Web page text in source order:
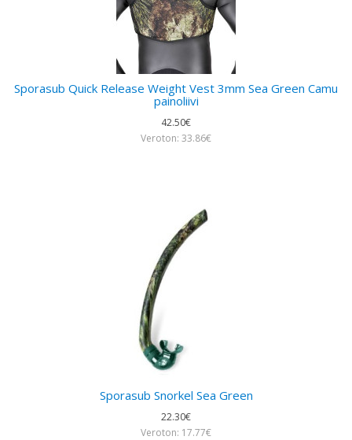
Sporasub Quick Release Weight Vest 3mm Sea Green Camu
painoliivi
42.50€
Veroton: 33.86€
Sporasub Snorkel Sea Green
22.30€
Veroton: 17.77€